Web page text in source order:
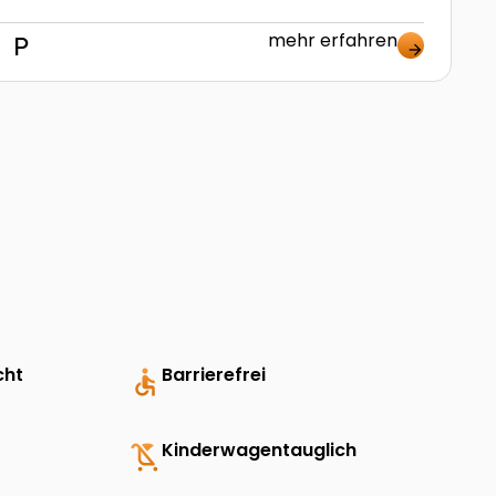
local_parking mehr erfahren arrow_forward
accessible Barrierefrei
child_friendly Kinderwagentauglich